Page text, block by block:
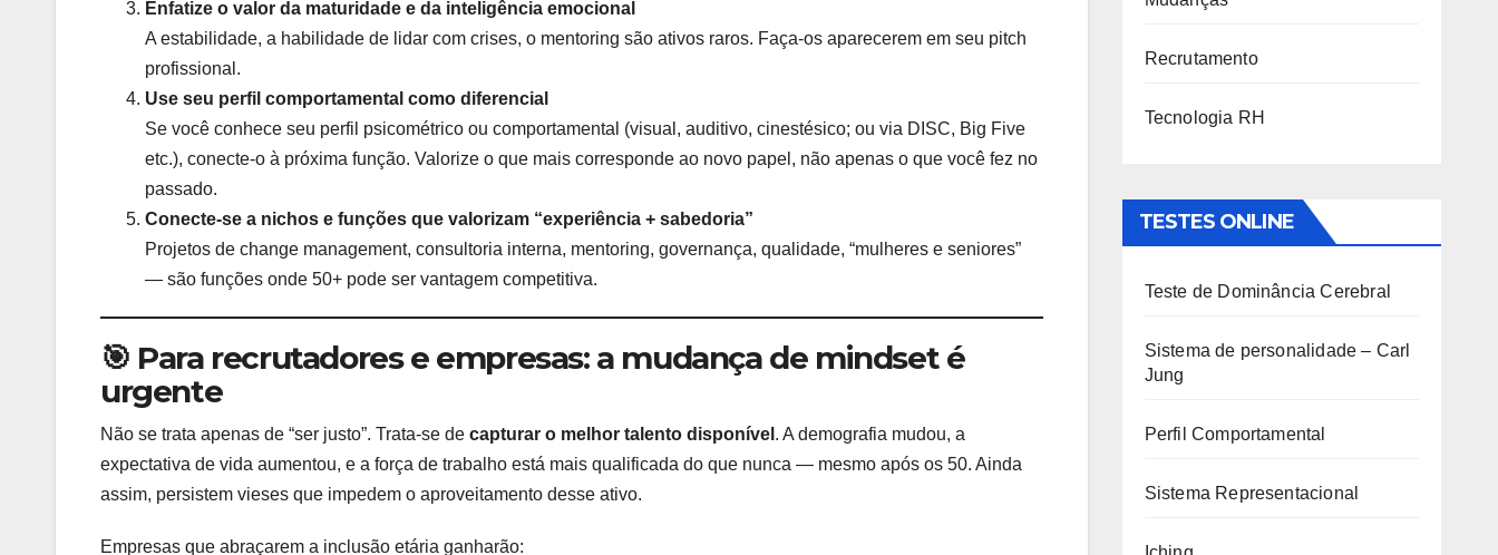
Enfatize o valor da maturidade e da inteligência emocional
A estabilidade, a habilidade de lidar com crises, o mentoring são ativos raros. Faça-os aparecerem em seu pitch
profissional.
Use seu perfil comportamental como diferencial
Se você conhece seu perfil psicométrico ou comportamental (visual, auditivo, cinestésico; ou via DISC, Big Five
etc.), conecte-o à próxima função. Valorize o que mais corresponde ao novo papel, não apenas o que você fez no
passado.
Conecte-se a nichos e funções que valorizam “experiência + sabedoria”
Projetos de change management, consultoria interna, mentoring, governança, qualidade, “mulheres e seniores”
— são funções onde 50+ pode ser vantagem competitiva.
🎯 Para recrutadores e empresas: a mudança de mindset é
urgente
Não se trata apenas de “ser justo”. Trata-se de capturar o melhor talento disponível . A demografia mudou, a
expectativa de vida aumentou, e a força de trabalho está mais qualificada do que nunca — mesmo após os 50. Ainda
assim, persistem vieses que impedem o aproveitamento desse ativo.
Empresas que abraçarem a inclusão etária ganharão:
Recrutamento
Tecnologia RH
TESTES ONLINE
Teste de Dominância Cerebral
Sistema de personalidade – Carl
Jung
Perfil Comportamental
Sistema Representacional